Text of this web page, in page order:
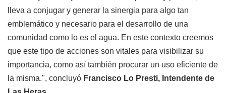
lleva a conjugar y generar la sinergia para algo tan
emblemático y necesario para el desarrollo de una
comunidad como lo es el agua. En este contexto creemos
que este tipo de acciones son vitales para visibilizar su
importancia, como así también procurar un uso eficiente de
la misma.", concluyó Francisco Lo Presti, Intendente de